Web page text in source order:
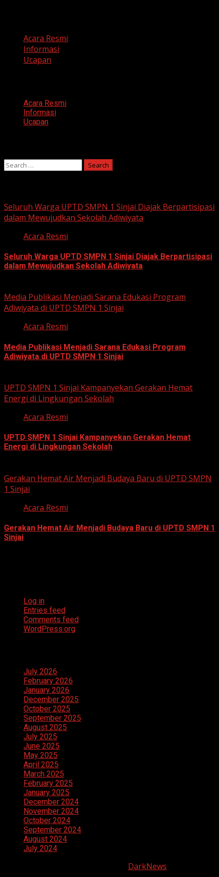
Acara Resmi
Informasi
Ucapan
Acara Resmi
Informasi
Ucapan
Search
Seluruh Warga UPTD SMPN 1 Sinjai Diajak Berpartisipasi
dalam Mewujudkan Sekolah Adiwiyata
Acara Resmi
Seluruh Warga UPTD SMPN 1 Sinjai Diajak Berpartisipasi
dalam Mewujudkan Sekolah Adiwiyata
Media Publikasi Menjadi Sarana Edukasi Program
Adiwiyata di UPTD SMPN 1 Sinjai
Acara Resmi
Media Publikasi Menjadi Sarana Edukasi Program
Adiwiyata di UPTD SMPN 1 Sinjai
UPTD SMPN 1 Sinjai Kampanyekan Gerakan Hemat
Energi di Lingkungan Sekolah
Acara Resmi
UPTD SMPN 1 Sinjai Kampanyekan Gerakan Hemat
Energi di Lingkungan Sekolah
Gerakan Hemat Air Menjadi Budaya Baru di UPTD SMPN
1 Sinjai
Acara Resmi
Gerakan Hemat Air Menjadi Budaya Baru di UPTD SMPN 1
Sinjai
Log in
Entries feed
Comments feed
WordPress.org
July 2026
February 2026
January 2026
December 2025
October 2025
September 2025
August 2025
July 2025
June 2025
May 2025
April 2025
March 2025
February 2025
January 2025
December 2024
November 2024
October 2024
September 2024
August 2024
July 2024
DarkNews